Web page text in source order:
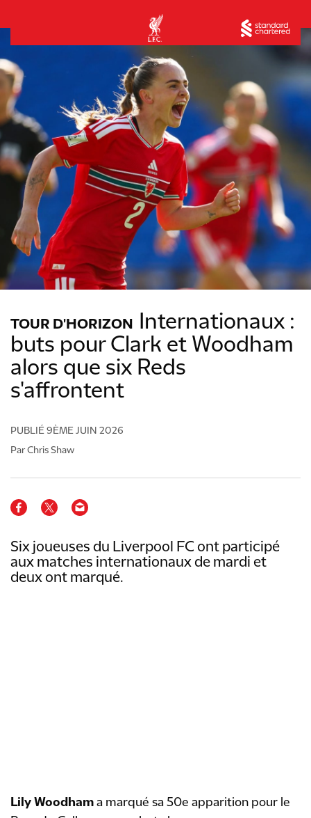
TOUR D'HORIZON
Internationaux :
buts pour Clark et Woodham
alors que six Reds
s'affrontent
PUBLIÉ 9ÈME JUIN 2026
Par Chris Shaw
Six joueuses du Liverpool FC ont participé
aux matches internationaux de mardi et
deux ont marqué.
Lily Woodham a marqué sa 50e apparition pour le